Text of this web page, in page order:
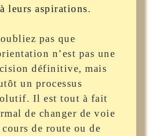
leurs aspirations.
pas que
n’est pas une
définitive, mais
un processus
Il est tout à fait
de changer de voie
cours de route ou de